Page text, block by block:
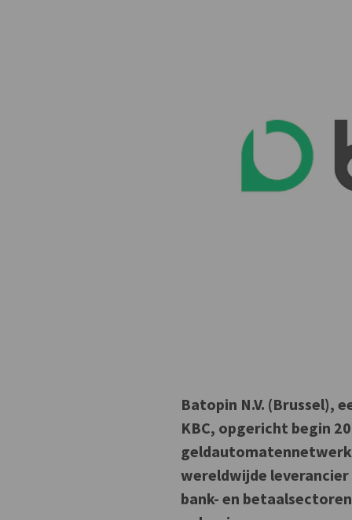
Batopin N.V. (Brussel),
KBC, opgericht begin
geldautomatennetwerk
wereldwijde
bank- en